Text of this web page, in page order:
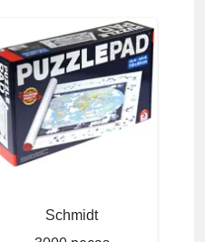
Schmidt